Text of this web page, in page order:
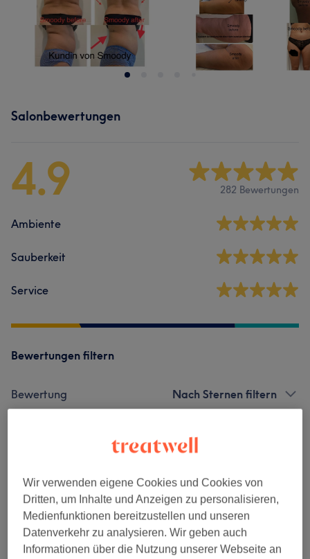
Salonbewertungen
4.9 282 Bewertungen
Ambiente
Sauberkeit
Service
Bewertungen filtern
Bewertung Nach Sternen filtern
Verifizierte Bewertungen
Geschrieben von unseren Kunden, damit du weißt, was
Ich hatte eine absolut fantastische Erfahrung und kann
die Behandlung von Herzen weiterempfehlen. Die
Wir verwenden eigene Cookies und Cookies von
Dritten, um Inhalte und Anzeigen zu personalisieren,
Medienfunktionen bereitzustellen und unseren
Datenverkehr zu analysieren. Wir geben auch
Informationen über die Nutzung unserer Webseite an